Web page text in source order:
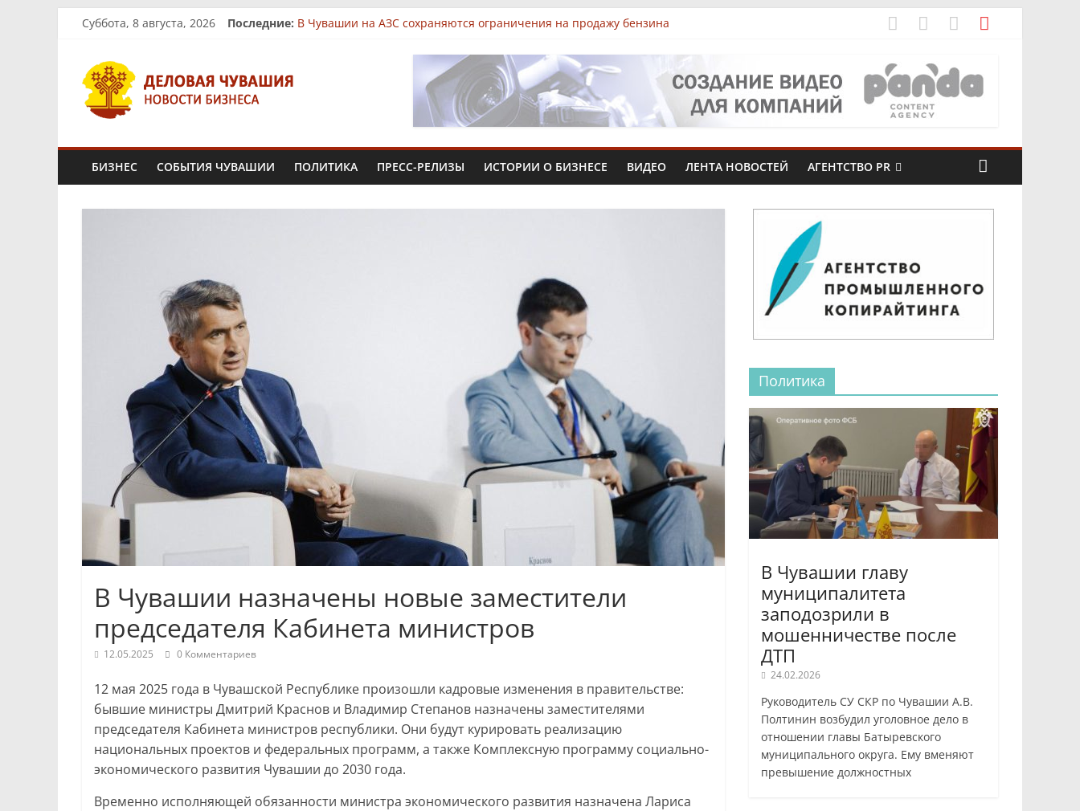
Суббота, 8 августа, 2026 Последние: В Чувашии на АЗС сохраняются ограничения на продажу бензина
Бизнес-парк «КУБ»: всё для роста в одной локации
Фермер из Чувашии увеличит производство африканского сома втрое
«Юнител Инжиниринг» вложит 1,3 млрд рублей в производство в Чебоксарах
Деловая
Чувашия.
Новости
бизнеса
экономики
Чебоксар.
События
происшествия,
интервью,
инсайды.
БИЗНЕС СОБЫТИЯ ЧУВАШИИ ПОЛИТИКА ПРЕСС-РЕЛИЗЫ ИСТОРИИ О БИЗНЕСЕ ВИДЕО ЛЕНТА НОВОСТЕЙ АГЕНТСТВО PR
В Чувашии назначены новые заместители
председателя Кабинета министров
12.05.2025 0 Комментариев
12 мая 2025 года в Чувашской Республике произошли кадровые изменения в правительстве:
бывшие министры Дмитрий Краснов и Владимир Степанов назначены заместителями
председателя Кабинета министров республики. Они будут курировать реализацию
национальных проектов и федеральных программ, а также Комплексную программу социально-
экономического развития Чувашии до 2030 года.
Временно исполняющей обязанности министра экономического развития назначена Лариса
Политика
В Чувашии главу
муниципалитета
заподозрили в
мошенничестве после
ДТП
24.02.2026
Руководитель СУ СКР по Чувашии А.В.
Полтинин возбудил уголовное дело в
отношении главы Батыревского
муниципального округа. Ему вменяют
превышение должностных